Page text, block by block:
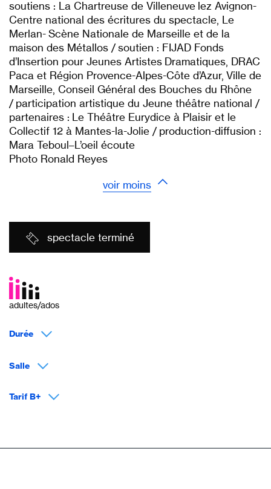
soutiens : La Chartreuse de Villeneuve lez Avignon-
Centre national des écritures du spectacle, Le
Merlan- Scène Nationale de Marseille et de la
maison des Métallos / soutien : FIJAD Fonds
d’Insertion pour Jeunes Artistes Dramatiques, DRAC
Paca et Région Provence-Alpes-Côte d’Azur, Ville de
Marseille, Conseil Général des Bouches du Rhône
/ participation artistique du Jeune théâtre national /
partenaires : Le Théâtre Eurydice à Plaisir et le
Collectif 12 à Mantes-la-Jolie / production-diffusion :
Mara Teboul–L’oeil écoute
Photo Ronald Reyes
voir moins
spectacle terminé
adultes/ados
Durée
Salle
Tarif B+